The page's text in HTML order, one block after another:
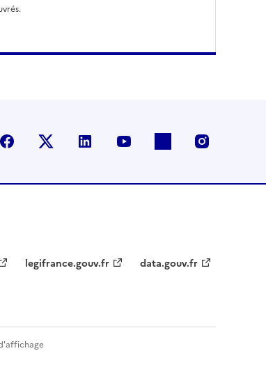
FacebookX (anciennement Twitter)
LinkedIn Flickr
legifrance.gouv.fr data.gouv.fr